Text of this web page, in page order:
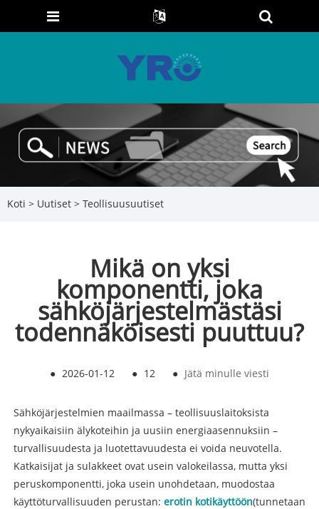
Koti > Uutiset > Teollisuusuutiset
Mikä on yksi
komponentti, joka
sähköjärjestelmästäsi
todennäköisesti puuttuu?
● 2026-01-12 ● 12 ● Jätä minulle viesti
Sähköjärjestelmien maailmassa – teollisuuslaitoksista
nykyaikaisiin älykoteihin ja uusiin energiaasennuksiin –
turvallisuudesta ja luotettavuudesta ei voida neuvotella.
Katkaisijat ja sulakkeet ovat usein valokeilassa, mutta yksi
peruskomponentti, joka usein unohdetaan, muodostaa
käyttöturvallisuuden perustan: erotin kotikäyttöön(tunnetaan